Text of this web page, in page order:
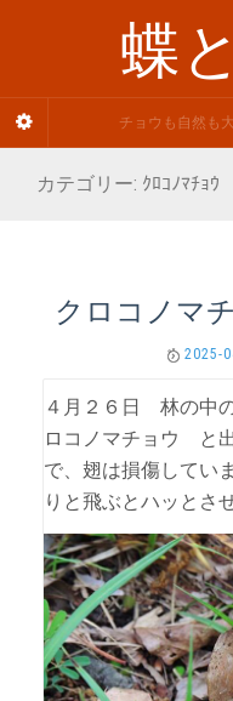
蝶
チョウも自然も
カテゴリー: ｸﾛｺﾉﾏﾁｮｳ
クロコノマ
2025-
４月２６日 林の中
ロコノマチョウ と
で、翅は損傷してい
りと飛ぶとハッとさ